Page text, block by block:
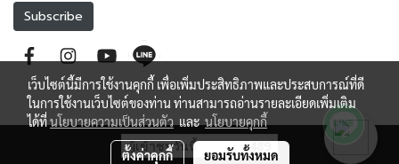
Subscribe
ผู้เข้าชมวันนี้ 489
เว็บไซต์นี้มีการใช้งานคุกกี้ เพื่อเพิ่มประสิทธิภาพและประสบการณ์ที่ดี
ในการใช้งานเว็บไซต์ของท่าน ท่านสามารถอ่านรายละเอียดเพิ่มเติม
ได้ที่นโยบายความเป็นส่วนตัวและนโยบายคุกกี้
ตั้งค่าคุกกี้ ยอมรับทั้งหมด